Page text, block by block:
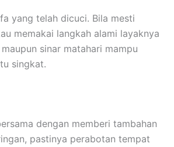
yang telah dicuci. Bila mesti
memakai langkah alami layaknya
sinar matahari mampu
singkat.
dengan memberi tambahan
pastinya perabotan tempat